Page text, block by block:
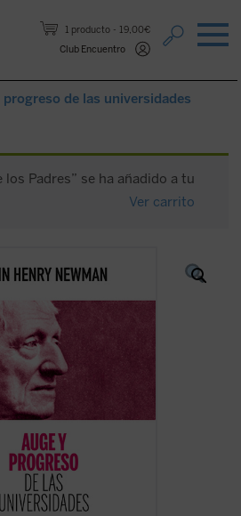
1 producto
19,00€
Club Encuentro
progreso de las universidades
los Padres” se ha añadido a tu
Ver carrito